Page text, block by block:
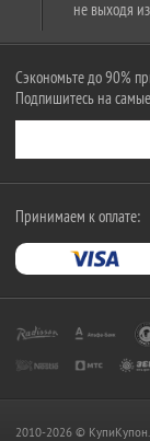
не выходя
Сэкономьте до 90%
Подпишитесь на
Принимаем к оплате:
2010-2026 ©